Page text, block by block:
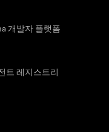
개발자 플랫폼
트 레지스트리